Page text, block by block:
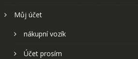
Můj účet
nákupní vozík
Účet prosím